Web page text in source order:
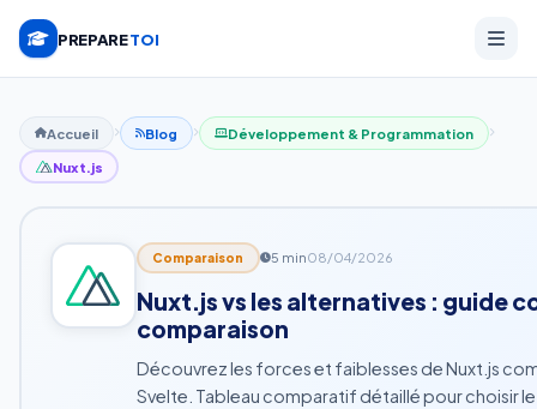
PREPARETOI
Accueil Blog Développement & Programmation
Nuxt.js
Comparaison 5 min08/04/2026
Nuxt.js vs les alternatives : guide
comparaison
Découvrez les forces et faiblesses de Nuxt.js
Svelte. Tableau comparatif détaillé pour choisir